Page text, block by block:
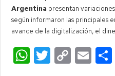
Argentina presentan
según informaron las principales
avance de la digitalización, el
W T C E